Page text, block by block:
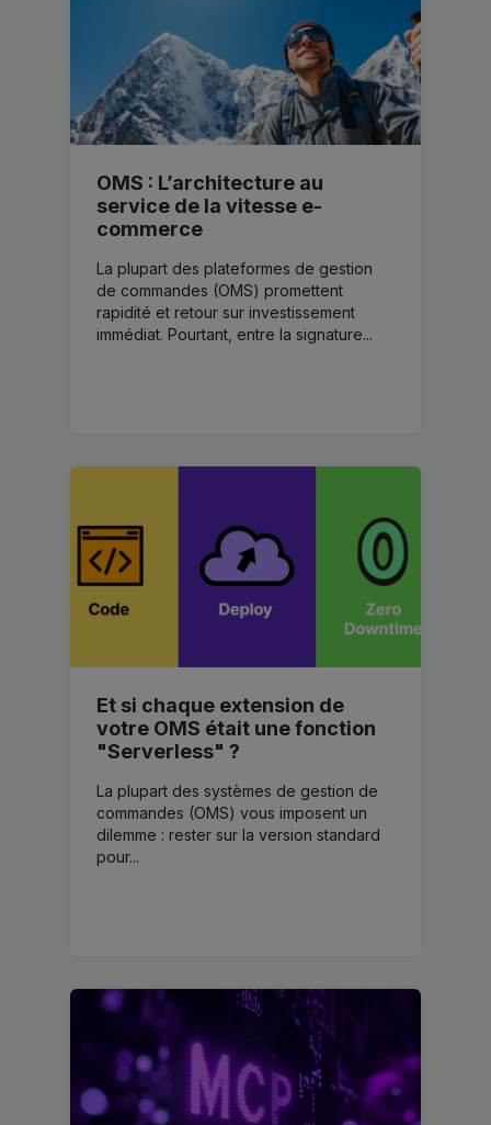
OMS : L’architecture au
service de la vitesse e-
commerce
La plupart des plateformes de gestion
de commandes (OMS) promettent
rapidité et retour sur investissement
immédiat. Pourtant, entre la signature...
Et si chaque extension de
votre OMS était une fonction
"Serverless" ?
La plupart des systèmes de gestion de
commandes (OMS) vous imposent un
dilemme : rester sur la version standard
pour...